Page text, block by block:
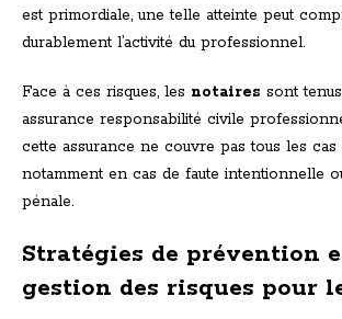
est primordiale, une telle atteinte peut
durablement l’activité du professionnel.
Face à ces risques, les notaires sont
assurance responsabilité civile
cette assurance ne couvre pas tous les cas
notamment en cas de faute intentionnelle
pénale.
Stratégies de prévention
gestion des risques pour